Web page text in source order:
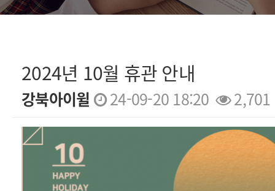
2024년 10월 휴관 안내
강북아이윌 24-09-20 18:20 2,701
본문